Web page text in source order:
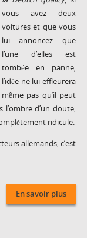
vous avez deux
voitures et que vous
lui annoncez que
l’une d’elles est
tombée en panne,
l’idée ne lui effleurera
même pas qu’il peut
l’ombre d’un doute,
ridicule.
allemands, c’est
En savoir plus